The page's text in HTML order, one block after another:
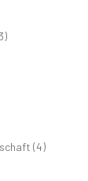
(4)